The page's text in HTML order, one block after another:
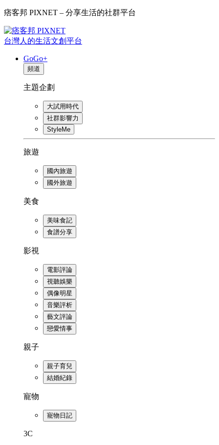
痞客邦 PIXNET – 分享生活的社群平台
台灣人的生活文創平台
GoGo+
頻道
主題企劃
大試用時代
社群影響力
StyleMe
旅遊
國內旅遊
國外旅遊
美食
美味食記
食譜分享
影視
電影評論
視聽娛樂
偶像明星
音樂評析
藝文評論
戀愛情事
親子
親子育兒
結婚紀錄
寵物
寵物日記
3C